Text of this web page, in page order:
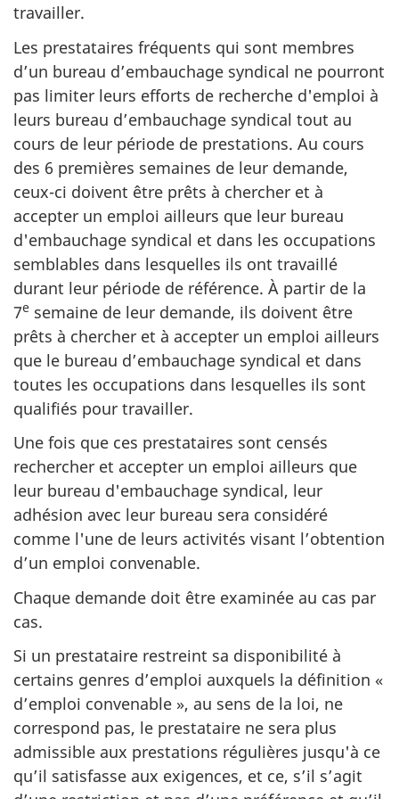
travailler.
Les prestataires fréquents qui sont membres
d’un bureau d’embauchage syndical ne pourront
pas limiter leurs efforts de recherche d'emploi à
leurs bureau d’embauchage syndical tout au
cours de leur période de prestations. Au cours
des 6 premières semaines de leur demande,
ceux-ci doivent être prêts à chercher et à
accepter un emploi ailleurs que leur bureau
d'embauchage syndical et dans les occupations
semblables dans lesquelles ils ont travaillé
durant leur période de référence. À partir de la
7e semaine de leur demande, ils doivent être
prêts à chercher et à accepter un emploi ailleurs
que le bureau d’embauchage syndical et dans
toutes les occupations dans lesquelles ils sont
qualifiés pour travailler.
Une fois que ces prestataires sont censés
rechercher et accepter un emploi ailleurs que
leur bureau d'embauchage syndical, leur
adhésion avec leur bureau sera considéré
comme l'une de leurs activités visant l’obtention
d’un emploi convenable.
Chaque demande doit être examinée au cas par
cas.
Si un prestataire restreint sa disponibilité à
certains genres d’emploi auxquels la définition «
d’emploi convenable », au sens de la loi, ne
correspond pas, le prestataire ne sera plus
admissible aux prestations régulières jusqu'à ce
qu’il satisfasse aux exigences, et ce, s’il s’agit